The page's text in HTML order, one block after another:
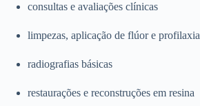
consultas e avaliações clínicas
limpezas, aplicação de flúor e profilaxia
radiografias básicas
restaurações e reconstruções em resina